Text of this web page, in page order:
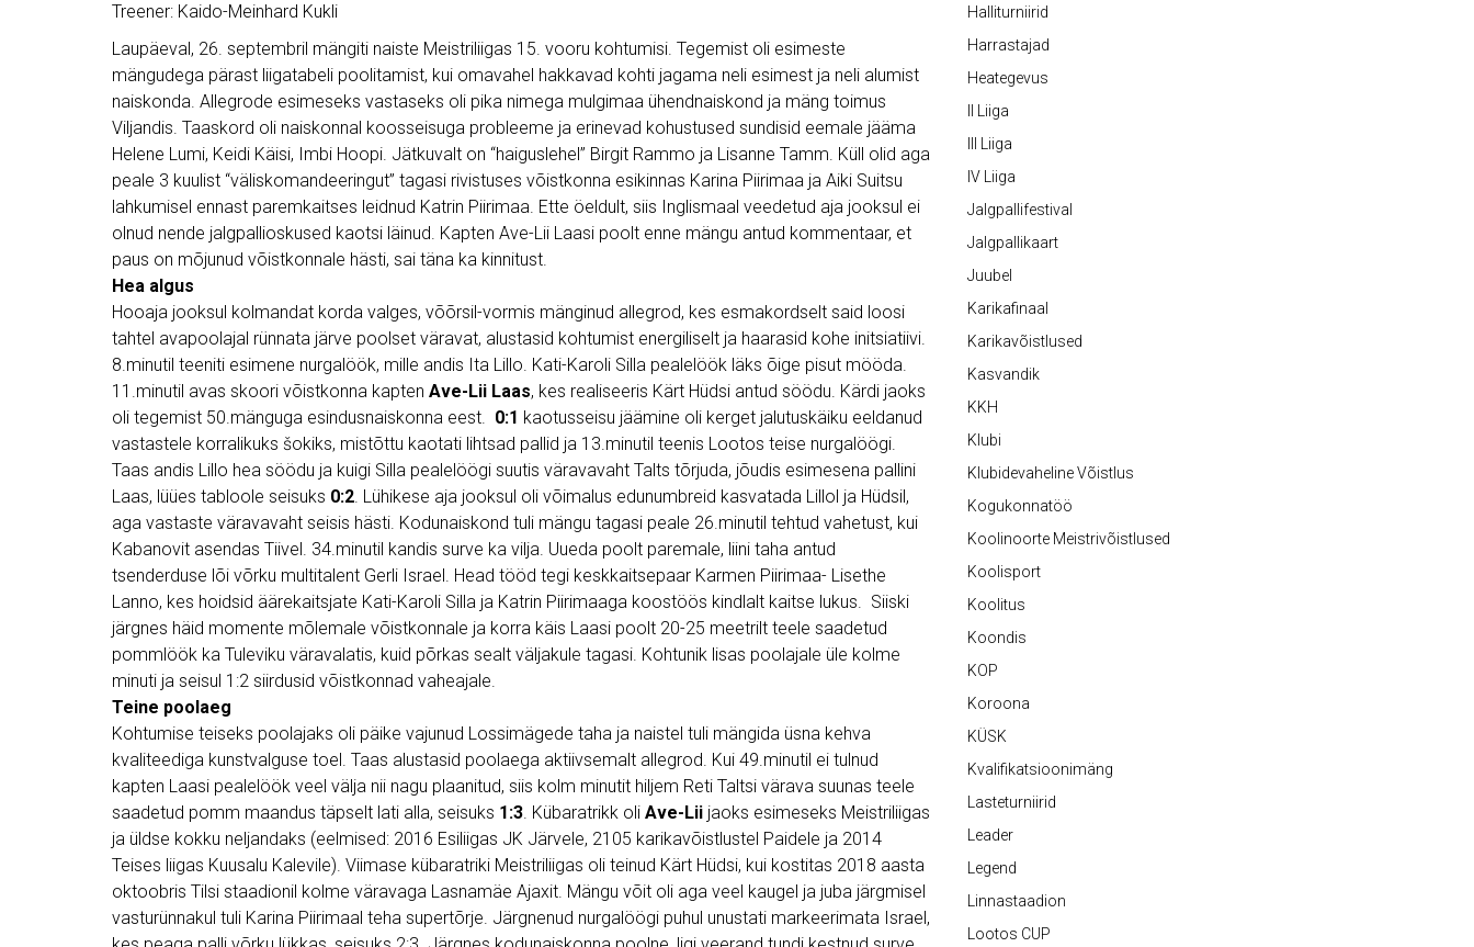
Treener: Kaido-Meinhard Kukli
Laupäeval, 26. septembril mängiti naiste Meistriliigas 15. vooru kohtumisi. Tegemist oli esimeste
mängudega pärast liigatabeli poolitamist, kui omavahel hakkavad kohti jagama neli esimest ja neli alumist
naiskonda. Allegrode esimeseks vastaseks oli pika nimega mulgimaa ühendnaiskond ja mäng toimus
Viljandis. Taaskord oli naiskonnal koosseisuga probleeme ja erinevad kohustused sundisid eemale jääma
Helene Lumi, Keidi Käisi, Imbi Hoopi. Jätkuvalt on “haiguslehel” Birgit Rammo ja Lisanne Tamm. Küll olid aga
peale 3 kuulist “väliskomandeeringut” tagasi rivistuses võistkonna esikinnas Karina Piirimaa ja Aiki Suitsu
lahkumisel ennast paremkaitses leidnud Katrin Piirimaa. Ette öeldult, siis Inglismaal veedetud aja jooksul ei
olnud nende jalgpallioskused kaotsi läinud. Kapten Ave-Lii Laasi poolt enne mängu antud kommentaar, et
paus on mõjunud võistkonnale hästi, sai täna ka kinnitust.
Hea algus
Hooaja jooksul kolmandat korda valges, võõrsil-vormis mänginud allegrod, kes esmakordselt said loosi
tahtel avapoolajal rünnata järve poolset väravat, alustasid kohtumist energiliselt ja haarasid kohe initsiatiivi.
8.minutil teeniti esimene nurgalöök, mille andis Ita Lillo. Kati-Karoli Silla pealelöök läks õige pisut mööda.
11.minutil avas skoori võistkonna kapten Ave-Lii Laas, kes realiseeris Kärt Hüdsi antud söödu. Kärdi jaoks
oli tegemist 50.mänguga esindusnaiskonna eest. 0:1 kaotusseisu jäämine oli kerget jalutuskäiku eeldanud
vastastele korralikuks šokiks, mistõttu kaotati lihtsad pallid ja 13.minutil teenis Lootos teise nurgalöögi.
Taas andis Lillo hea söödu ja kuigi Silla pealelöögi suutis väravavaht Talts tõrjuda, jõudis esimesena pallini
Laas, lüües tabloole seisuks 0:2. Lühikese aja jooksul oli võimalus edunumbreid kasvatada Lillol ja Hüdsil,
aga vastaste väravavaht seisis hästi. Kodunaiskond tuli mängu tagasi peale 26.minutil tehtud vahetust, kui
Kabanovit asendas Tiivel. 34.minutil kandis surve ka vilja. Uueda poolt paremale, liini taha antud
tsenderduse lõi võrku multitalent Gerli Israel. Head tööd tegi keskkaitsepaar Karmen Piirimaa- Lisethe
Lanno, kes hoidsid äärekaitsjate Kati-Karoli Silla ja Katrin Piirimaaga koostöös kindlalt kaitse lukus. Siiski
järgnes häid momente mõlemale võistkonnale ja korra käis Laasi poolt 20-25 meetrilt teele saadetud
pommlöök ka Tuleviku väravalatis, kuid põrkas sealt väljakule tagasi. Kohtunik lisas poolajale üle kolme
minuti ja seisul 1:2 siirdusid võistkonnad vaheajale.
Teine poolaeg
Kohtumise teiseks poolajaks oli päike vajunud Lossimägede taha ja naistel tuli mängida üsna kehva
kvaliteediga kunstvalguse toel. Taas alustasid poolaega aktiivsemalt allegrod. Kui 49.minutil ei tulnud
kapten Laasi pealelöök veel välja nii nagu plaanitud, siis kolm minutit hiljem Reti Taltsi värava suunas teele
saadetud pomm maandus täpselt lati alla, seisuks 1:3. Kübaratrikk oli Ave-Lii jaoks esimeseks Meistriliigas
ja üldse kokku neljandaks (eelmised: 2016 Esiliigas JK Järvele, 2105 karikavõistlustel Paidele ja 2014
Teises liigas Kuusalu Kalevile). Viimase kübaratriki Meistriliigas oli teinud Kärt Hüdsi, kui kostitas 2018 aasta
oktoobris Tilsi staadionil kolme väravaga Lasnamäe Ajaxit. Mängu võit oli aga veel kaugel ja juba järgmisel
vasturünnakul tuli Karina Piirimaal teha supertõrje. Järgnenud nurgalöögi puhul unustati markeerimata Israel,
Halliturniirid
Harrastajad
Heategevus
II Liiga
III Liiga
IV Liiga
Jalgpallifestival
Jalgpallikaart
Juubel
Karikafinaal
Karikavõistlused
Kasvandik
KKH
Klubi
Klubidevaheline Võistlus
Kogukonnatöö
Koolinoorte Meistrivõistlused
Koolisport
Koolitus
Koondis
KOP
Koroona
KÜSK
Kvalifikatsioonimäng
Lasteturniirid
Leader
Legend
Linnastaadion
Lootos CUP